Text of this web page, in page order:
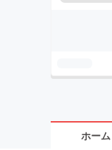
ホーム